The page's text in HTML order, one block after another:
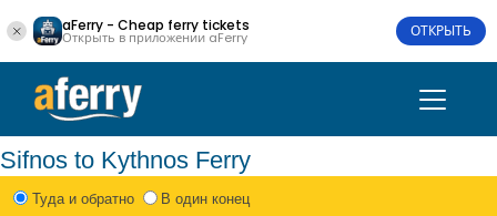
aFerry - Cheap ferry tickets
Открыть в приложении aFerry ОТКРЫТЬ
Sifnos to Kythnos Ferry
Туда и обратно
В один конец